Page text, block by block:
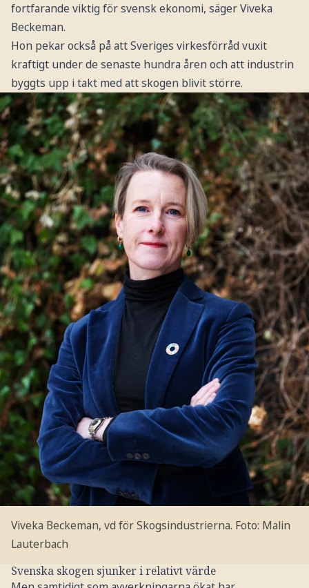
fortfarande viktig för svensk ekonomi, säger Viveka
Beckeman.
Hon pekar också på att Sveriges virkesförråd vuxit
kraftigt under de senaste hundra åren och att industrin
byggts upp i takt med att skogen blivit större.
Viveka Beckeman, vd för Skogsindustrierna. Foto: Malin
Lauterbach
Svenska skogen sjunker i relativt värde